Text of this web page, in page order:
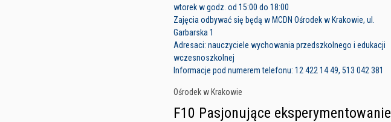
wtorek w godz. od 15:00 do 18:00
Zajęcia odbywać się będą w MCDN Ośrodek w Krakowie, ul.
Garbarska 1
Adresaci: nauczyciele wychowania przedszkolnego i edukacji
wczesnoszkolnej
Informacje pod numerem telefonu: 12 422 14 49, 513 042 381
Ośrodek w Krakowie
F10 Pasjonujące eksperymentowanie